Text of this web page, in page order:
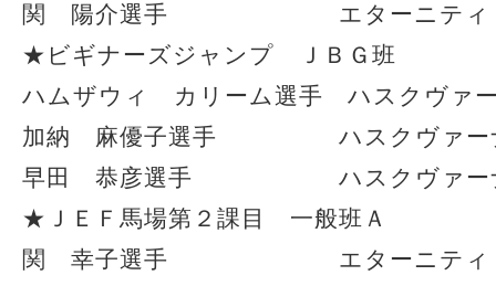
関 陽介選手 エターニティ
★ビギナーズジャンプ ＪＢＧ班
ハムザウィ カリーム選手 ハスクヴァ
加納 麻優子選手 ハスクヴァー
早田 恭彦選手 ハスクヴァー
★ＪＥＦ馬場第２課目 一般班Ａ
関 幸子選手 エターニティ